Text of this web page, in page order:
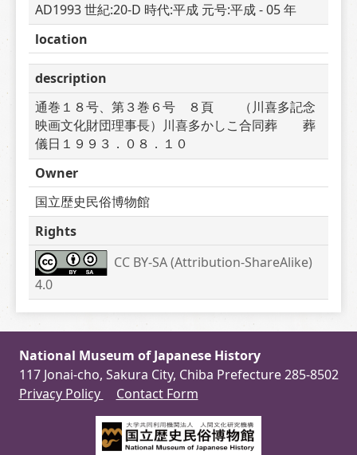
AD1993 世紀:20-D 時代:平成 元号:平成 - 05 年
location
description
通巻１８号、第３巻６号　８頁　　（川喜多記念
映画文化財団理事長）川喜多かしこ合同葬　　葬
儀日１９９３．０８．１０
Owner
国立歴史民俗博物館
Rights
CC BY-SA (Attribution-ShareAlike)
4.0
National Museum of Japanese History
117 Jonai-cho, Sakura City, Chiba Prefecture 285-8502
Privacy Policy
Contact Form